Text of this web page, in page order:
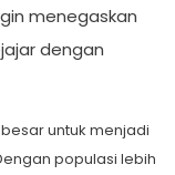
menegaskan
dengan
untuk menjadi
populasi lebih